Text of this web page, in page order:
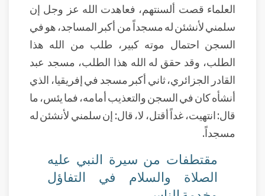
العلماء قصت ألسنتهم، فعاهدت الله عز وجل إن
سلمني لأنشئن له مسجداً من أكبر المساجد، هو في
السجن احتمال موته كبير، طلب من الله هذا
الطلب، وقد حقق له الله هذا الطلب، مسجد عبد
القادر الجزائري، ثاني أكبر مسجد في إفريقيا، الذي
أنشأه كان في السجن والتعذيب أمامه، فما يئس، ما
قال: انتهيت، غداً أقتل، لا، قال: إن سلمني لأنشئن له
مسجداً.
مقتطفات من سيرة النبي عليه
الصلاة والسلام في التفاؤل